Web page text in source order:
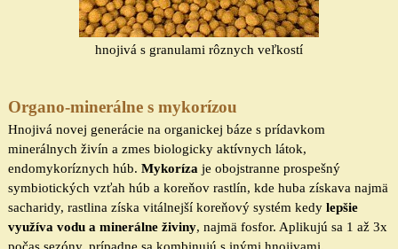
hnojivá s granulami rôznych veľkostí
Organo-minerálne s mykorízou
Hnojivá novej generácie na organickej báze s prídavkom
minerálnych živín a zmes biologicky aktívnych látok,
endomykoríznych húb. Mykoríza je obojstranne prospešný
symbiotických vzťah húb a koreňov rastlín, kde huba získava najmä
sacharidy, rastlina získa vitálnejší koreňový systém kedy lepšie
využíva vodu a minerálne živiny, najmä fosfor. Aplikujú sa 1 až 3x